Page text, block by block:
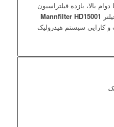
بالا، بازده فیلتراسیون
Mannfilter HD15001
کارایی سیستم هیدرولیک